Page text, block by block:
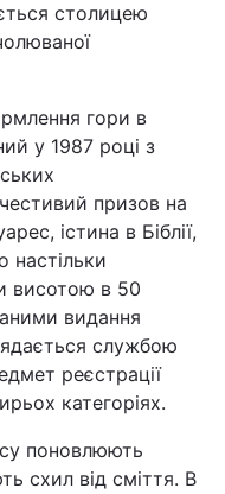
столицею
гори в
у 1987 році з
призов на
істина в Біблії,
настільки
висотою в 50
видання
службою
реєстрації
категоріях.
поновлюють
схил від сміття. В